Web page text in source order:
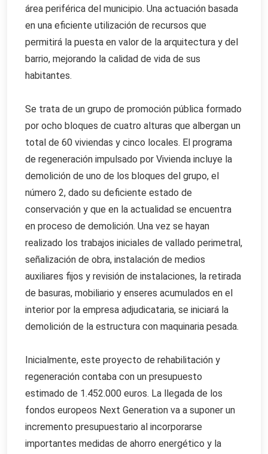
área periférica del municipio. Una actuación basada
en una eficiente utilización de recursos que
permitirá la puesta en valor de la arquitectura y del
barrio, mejorando la calidad de vida de sus
habitantes.
Se trata de un grupo de promoción pública formado
por ocho bloques de cuatro alturas que albergan un
total de 60 viviendas y cinco locales. El programa
de regeneración impulsado por Vivienda incluye la
demolición de uno de los bloques del grupo, el
número 2, dado su deficiente estado de
conservación y que en la actualidad se encuentra
en proceso de demolición. Una vez se hayan
realizado los trabajos iniciales de vallado perimetral,
señalización de obra, instalación de medios
auxiliares fijos y revisión de instalaciones, la retirada
de basuras, mobiliario y enseres acumulados en el
interior por la empresa adjudicataria, se iniciará la
demolición de la estructura con maquinaria pesada.
Inicialmente, este proyecto de rehabilitación y
regeneración contaba con un presupuesto
estimado de 1.452.000 euros. La llegada de los
fondos europeos Next Generation va a suponer un
incremento presupuestario al incorporarse
importantes medidas de ahorro energético y la